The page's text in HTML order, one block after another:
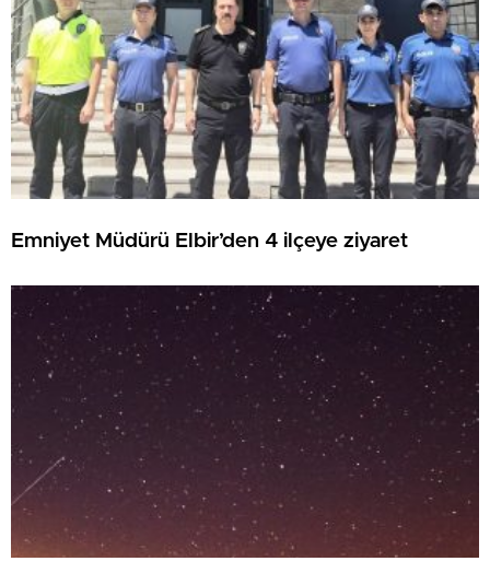
Emniyet Müdürü Elbir’den 4 ilçeye ziyaret